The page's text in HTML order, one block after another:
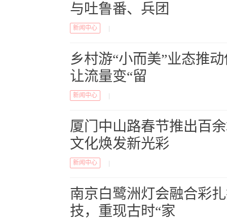
与吐鲁番、兵团
新闻中心
乡村游“小而美”业态推
让流量变“留
新闻中心
厦门中山路春节推出百
文化焕发新光彩
新闻中心
南京白鹭洲灯会融合彩
技，重现古时“家